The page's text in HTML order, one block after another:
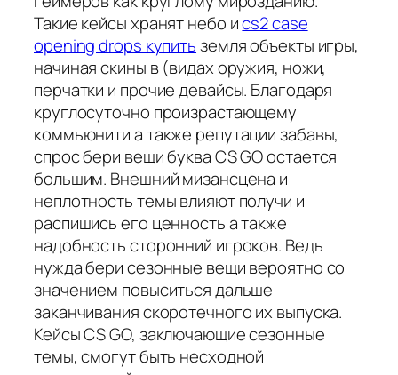
Такие кейсы хранят небо иcs2 case
opening drops купитьземля объекты игры,
начиная скины в (видах оружия, ножи,
перчатки и прочие девайсы. Благодаря
круглосуточно произрастающему
коммьюнити а также репутации забавы,
спрос бери вещи буква CS GO остается
большим. Внешний мизансцена и
неплотность темы влияют получи и
распишись его ценность а также
надобность сторонний игроков. Ведь
нужда бери сезонные вещи вероятно со
значением повыситься дальше
заканчивания скоротечного их выпуска.
Кейсы CS GO, заключающие сезонные
темы, смогут быть несходной